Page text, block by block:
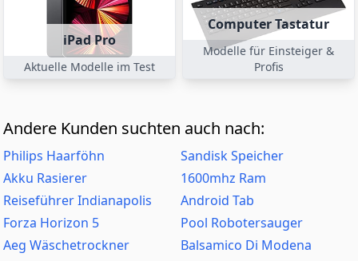
iPad Pro
Aktuelle Modelle im Test
Computer Tastatur
Modelle für Einsteiger &
Profis
Andere Kunden suchten auch nach:
Philips Haarföhn
Sandisk Speicher
Akku Rasierer
1600mhz Ram
Reiseführer Indianapolis
Android Tab
Forza Horizon 5
Pool Robotersauger
Aeg Wäschetrockner
Balsamico Di Modena